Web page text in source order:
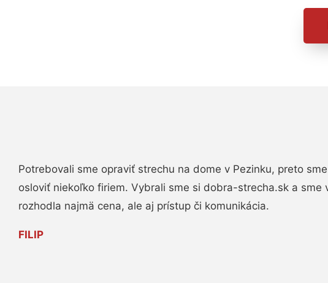
Potrebovali sme opraviť strechu na dome v Pezinku, preto
osloviť niekoľko firiem. Vybrali sme si dobra-strecha.sk a sme
rozhodla najmä cena, ale aj prístup či komunikácia.
FILIP